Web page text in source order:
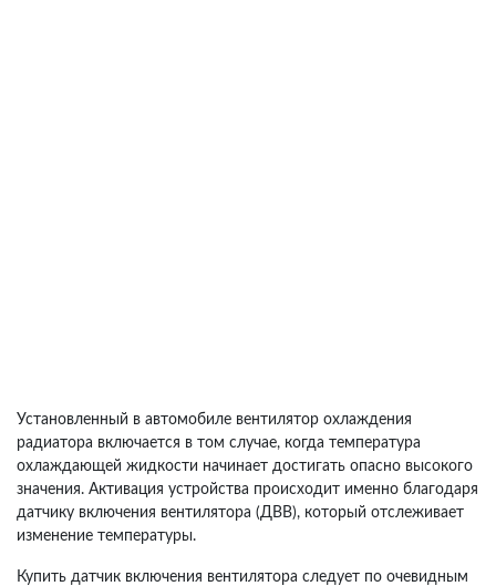
Установленный в автомобиле вентилятор охлаждения
радиатора включается в том случае, когда температура
охлаждающей жидкости начинает достигать опасно высокого
значения. Активация устройства происходит именно благодаря
датчику включения вентилятора (ДВВ), который отслеживает
изменение температуры.
Купить датчик включения вентилятора следует по очевидным